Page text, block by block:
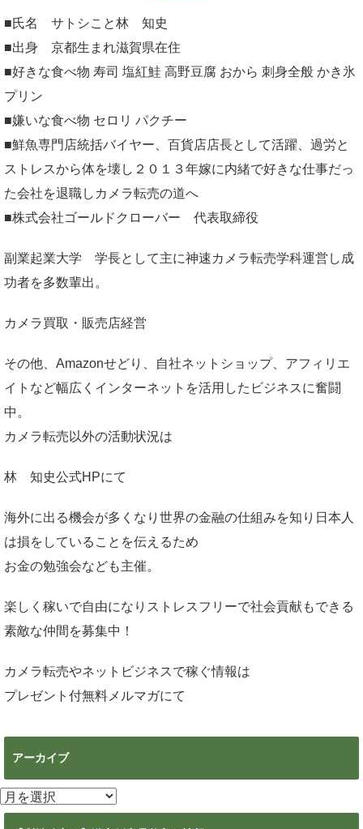
■氏名 サトシこと林 知史
■出身 京都生まれ滋賀県在住
■好きな食べ物 寿司 塩紅鮭 高野豆腐 おから 刺身全般 かき氷
プリン
■嫌いな食べ物 セロリ パクチー
■鮮魚専門店統括バイヤー、百貨店店長として活躍、過労と
ストレスから体を壊し２０１３年嫁に内緒で好きな仕事だっ
た会社を退職しカメラ転売の道へ
■株式会社ゴールドクローバー 代表取締役
副業起業大学 学長として主に神速カメラ転売学科運営し成
功者を多数輩出。
カメラ買取・販売店経営
その他、Amazonせどり、自社ネットショップ、アフィリエ
イトなど幅広くインターネットを活用したビジネスに奮闘
中。
カメラ転売以外の活動状況は
林 知史公式HPにて
海外に出る機会が多くなり世界の金融の仕組みを知り日本人
は損をしていることを伝えるため
お金の勉強会なども主催。
楽しく稼いで自由になりストレスフリーで社会貢献もできる
素敵な仲間を募集中！
カメラ転売やネットビジネスで稼ぐ情報は
プレゼント付無料メルマガにて
アーカイブ
ア
ー